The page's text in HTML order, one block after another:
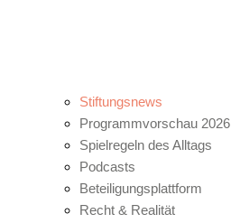
Stiftungsnews
Programmvorschau 2026
Spielregeln des Alltags
Podcasts
Beteiligungsplattform
Recht & Realität